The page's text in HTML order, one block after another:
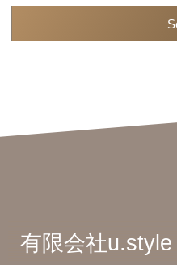
有限会社u.style